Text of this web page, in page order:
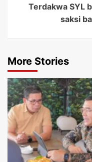
Terdakwa SYL
saksi
More Stories